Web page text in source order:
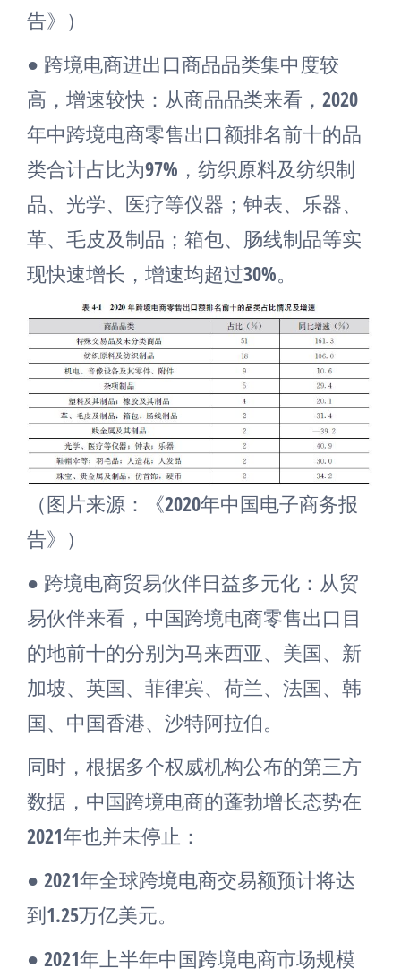
告》）
● 跨境电商进出口商品品类集中度较
高，增速较快：从商品品类来看，2020
年中跨境电商零售出口额排名前十的品
类合计占比为97%，纺织原料及纺织制
品、光学、医疗等仪器；钟表、乐器、
革、毛皮及制品；箱包、肠线制品等实
现快速增长，增速均超过30%。
（图片来源：《2020年中国电子商务报
告》）
● 跨境电商贸易伙伴日益多元化：从贸
易伙伴来看，中国跨境电商零售出口目
的地前十的分别为马来西亚、美国、新
加坡、英国、菲律宾、荷兰、法国、韩
国、中国香港、沙特阿拉伯。
同时，根据多个权威机构公布的第三方
数据，中国跨境电商的蓬勃增长态势在
2021年也并未停止：
● 2021年全球跨境电商交易额预计将达
到1.25万亿美元。
● 2021年上半年中国跨境电商市场规模